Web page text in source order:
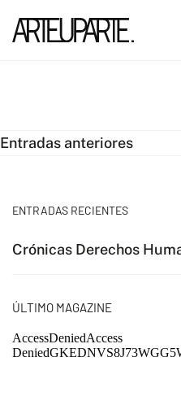
Navegación
entradas
Entradas anteriores
ENTRADAS RECIENTES
Crónicas Derechos
ÚLTIMO MAGAZINE